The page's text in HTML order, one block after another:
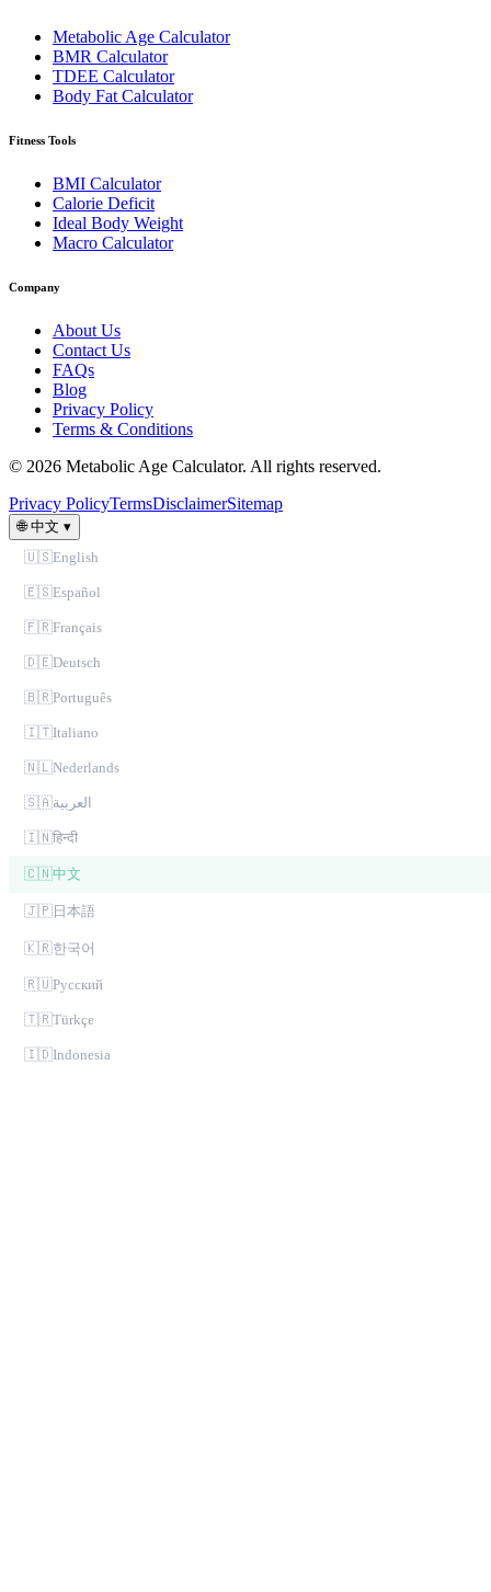
Metabolic Age Calculator
BMR Calculator
TDEE Calculator
Body Fat Calculator
Fitness Tools
BMI Calculator
Calorie Deficit
Ideal Body Weight
Macro Calculator
Company
About Us
Contact Us
FAQs
Blog
Privacy Policy
Terms & Conditions
© 2026 Metabolic Age Calculator. All rights reserved.
Privacy PolicyTermsDisclaimerSitemap
🌐 中文 ▾
🇺🇸English
🇪🇸Español
🇫🇷Français
🇩🇪Deutsch
🇧🇷Português
🇮🇹Italiano
🇳🇱Nederlands
🇸🇦العربية
🇮🇳हिन्दी
🇨🇳中文
🇯🇵日本語
🇰🇷한국어
🇷🇺Русский
🇹🇷Türkçe
🇮🇩Indonesia